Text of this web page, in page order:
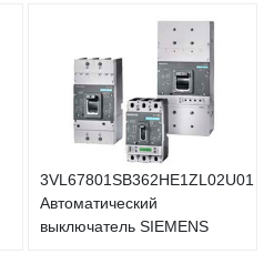
3VL67801SB362HE1ZL02U01
Автоматический
выключатель SIEMENS